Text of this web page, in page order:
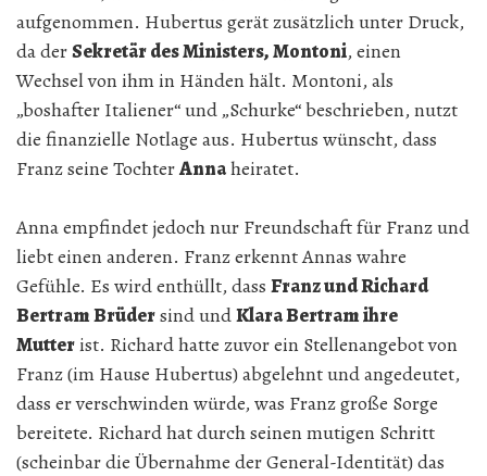
aufgenommen. Hubertus gerät zusätzlich unter Druck,
da derSekretär des Ministers, Montoni, einen
Wechsel von ihm in Händen hält. Montoni, als
„boshafter Italiener“ und „Schurke“ beschrieben, nutzt
die finanzielle Notlage aus. Hubertus wünscht, dass
Franz seine TochterAnnaheiratet.
Anna empfindet jedoch nur Freundschaft für Franz und
liebt einen anderen. Franz erkennt Annas wahre
Gefühle. Es wird enthüllt, dass Franz und Richard
Bert­ram Brüdersind undKlara Bert­ram ihre
Mutterist. Richard hatte zuvor ein Stellenangebot von
Franz (im Hause Hubertus) abgelehnt und angedeutet,
dass er verschwinden würde, was Franz große Sorge
bereitete. Richard hat durch seinen mutigen Schritt
(scheinbar die Übernahme der General-Identität) das